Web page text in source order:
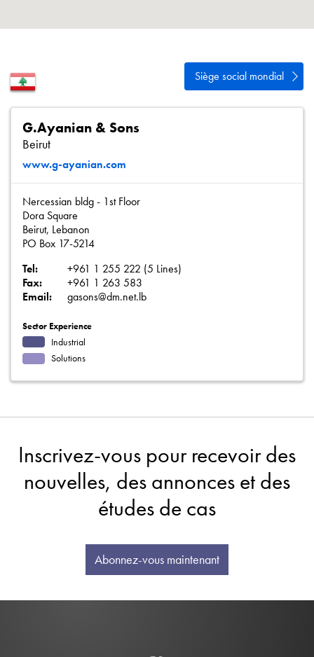
Siège social mondial
G.Ayanian & Sons
Beirut
www.g-ayanian.com
Nercessian bldg - 1st Floor
Dora Square
Beirut, Lebanon
PO Box 17-5214
Tel:
+961 1 255 222 (5 Lines)
Fax:
+961 1 263 583
Email:
gasons@dm.net.lb
Sector Experience
Industrial
Solutions
Inscrivez-vous pour recevoir des
nouvelles, des annonces et des
études de cas
Abonnez-vous maintenant
Plan du site
iSource Se connecter